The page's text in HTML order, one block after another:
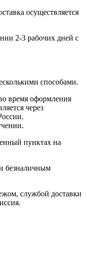
осуществляется
2-3 рабочих дней с
способами.
время оформления
через
пунктах на
безналичным
службой доставки